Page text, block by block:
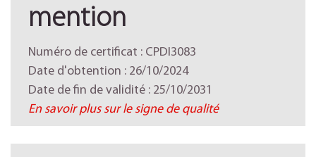
mention
Numéro de certificat : CPDI3083
Date d'obtention : 26/10/2024
Date de fin de validité : 25/10/2031
En savoir plus sur le signe de qualité